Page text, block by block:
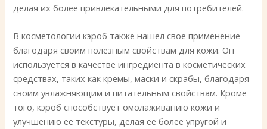
делая их более привлекательными для потребителей.
В косметологии кэроб также нашел свое применение
благодаря своим полезным свойствам для кожи. Он
используется в качестве ингредиента в косметических
средствах, таких как кремы, маски и скрабы, благодаря
своим увлажняющим и питательным свойствам. Кроме
того, кэроб способствует омолаживанию кожи и
улучшению ее текстуры, делая ее более упругой и